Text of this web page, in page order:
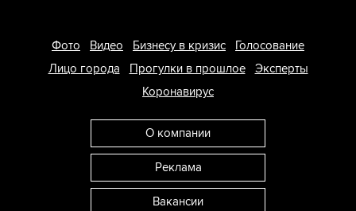
Фото Видео Бизнесу в кризис
Голосование
Лицо города
Прогулки в прошлое
Эксперты
Коронавирус
О компании
Реклама
Вакансии